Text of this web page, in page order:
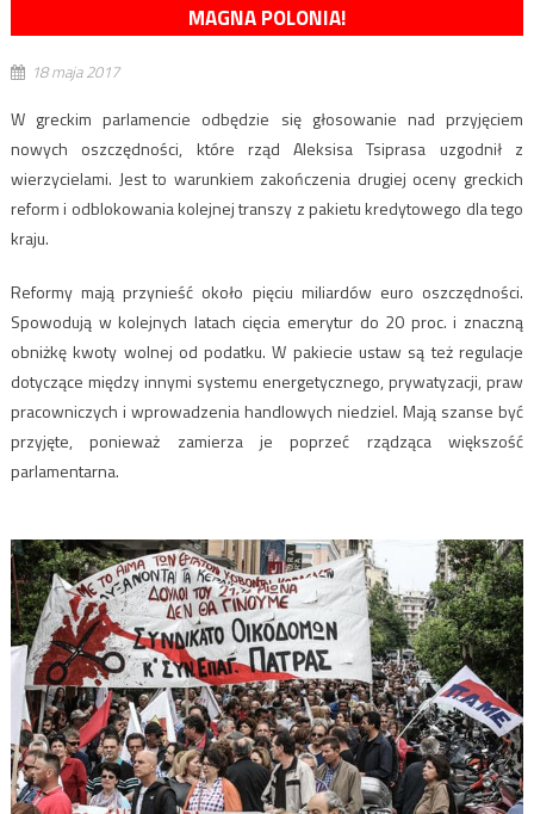
MAGNA POLONIA!
18 maja 2017
W greckim parlamencie odbędzie się głosowanie nad przyjęciem
nowych oszczędności, które rząd Aleksisa Tsiprasa uzgodnił z
wierzycielami. Jest to warunkiem zakończenia drugiej oceny greckich
reform i odblokowania kolejnej transzy z pakietu kredytowego dla tego
kraju.
Reformy mają przynieść około pięciu miliardów euro oszczędności.
Spowodują w kolejnych latach cięcia emerytur do 20 proc. i znaczną
obniżkę kwoty wolnej od podatku. W pakiecie ustaw są też regulacje
dotyczące między innymi systemu energetycznego, prywatyzacji, praw
pracowniczych i wprowadzenia handlowych niedziel. Mają szanse być
przyjęte, ponieważ zamierza je poprzeć rządząca większość
parlamentarna.